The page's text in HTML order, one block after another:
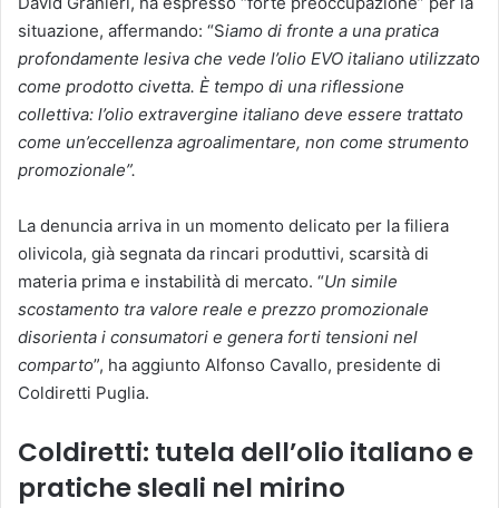
situazione, affermando: “Siamo di fronte a una pratica
profondamente lesiva che vede l’olio EVO italiano utilizzato
come prodotto civetta. È tempo di una riflessione
collettiva: l’olio extravergine italiano deve essere trattato
come un’eccellenza agroalimentare, non come strumento
promozionale”.
La denuncia arriva in un momento delicato per la filiera
olivicola, già segnata da rincari produttivi, scarsità di
materia prima e instabilità di mercato. “Un simile
scostamento tra valore reale e prezzo promozionale
disorienta i consumatori e genera forti tensioni nel
comparto”, ha aggiunto Alfonso Cavallo, presidente di
Coldiretti Puglia.
Coldiretti: tutela dell’olio italiano e
pratiche sleali nel mirino